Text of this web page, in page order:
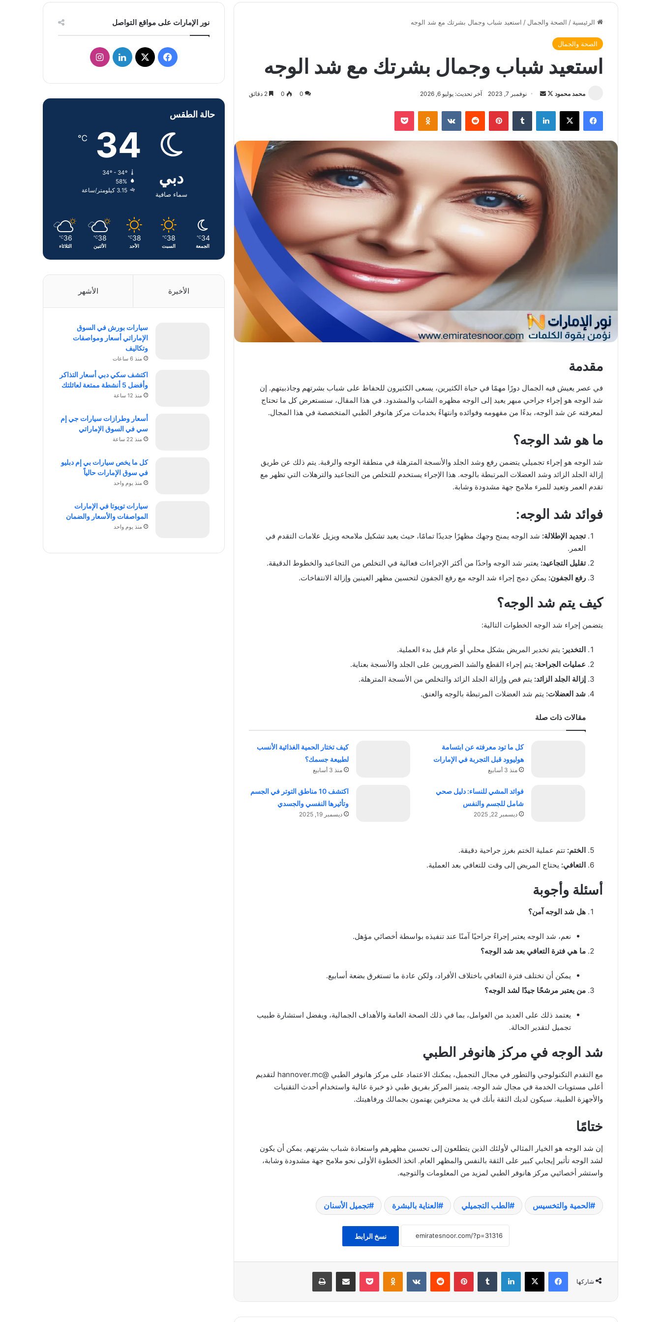
الرئيسية / الصحة والجمال / استعيد شباب وجمال بشرتك مع شد الوجه
الصحة والجمال
استعيد شباب وجمال بشرتك مع شد الوجه
محمد محمود
ت
ب
ع
ع
ل
ى
ل
ب
ر
ي
ا
ل
ي
نوفمبر 7, 2023 آخر تحديث: يوليو 6, 2026 0
0
فيسبوك لينكدإن بينتيريست
مقدمة
في عصر يعيش فيه الجمال دورًا مهمًا في حياة الكثيرين، يسعى الكثيرون للحفاظ على شباب بشرتهم وجاذبيتهم. إن
شد الوجه هو إجراء جراحي مبهر يعيد إلى الوجه مظهره الشاب والمشدود. في هذا المقال، سنستعرض كل ما تحتاج
لمعرفته عن شد الوجه، بدءًا من مفهومه وفوائده وانتهاءً بخدمات مركز هانوفر الطبي المتخصصة في هذا المجال.
ما هو شد الوجه؟
شد الوجه هو إجراء تجميلي يتضمن رفع وشد الجلد والأنسجة المترهلة في منطقة الوجه والرقبة. يتم ذلك عن طريق
إزالة الجلد الزائد وشد العضلات المرتبطة بالوجه. هذا الإجراء يستخدم للتخلص من التجاعيد والترهلات التي تظهر مع
تقدم العمر وتعيد للمرء ملامح جهة مشدودة وشابة.
فوائد شد الوجه:
تجديد الإطلالة: شد الوجه يمنح وجهك مظهرًا جديدًا تمامًا، حيث يعيد تشكيل ملامحه ويزيل علامات التقدم في
العمر.
تقليل التجاعيد: يعتبر شد الوجه واحدًا من أكثر الإجراءات فعالية في التخلص من التجاعيد والخطوط الدقيقة.
رفع الجفون: يمكن دمج إجراء شد الوجه مع رفع الجفون لتحسين مظهر العينين وإزالة الانتفاخات.
كيف يتم شد الوجه؟
يتضمن إجراء شد الوجه الخطوات التالية:
التخدير: يتم تخدير المريض بشكل محلي أو عام قبل بدء العملية.
عمليات الجراحة: يتم إجراء القطع والشد الضروريين على الجلد والأنسجة بعناية.
إزالة الجلد الزائد: يتم قص وإزالة الجلد الزائد والتخلص من الأنسجة المترهلة.
شد العضلات: يتم شد العضلات المرتبطة بالوجه والعنق.
مقالات ذات صلة
كل ما تود معرفته عن ابتسامة
هوليوود قبل التجربة في الإمارات
منذ 3 أسابيع
كيف تختار الحمية الغذائية الأنسب
لطبيعة جسمك؟
منذ 3 أسابيع
فوائد المشي للنساء: دليل صحي
شامل للجسم والنفس
ديسمبر 22, 2025
اكتشف 10 مناطق التوتر في الجسم
وتأثيرها النفسي والجسدي
ديسمبر 19, 2025
الختم: تتم عملية الختم بغرز جراحية دقيقة.
التعافي: يحتاج المريض إلى وقت للتعافي بعد العملية.
أسئلة وأجوبة
هل شد الوجه آمن؟
نعم، شد الوجه يعتبر إجراءً جراحيًا آمنًا عند تنفيذه بواسطة أخصائي مؤهل.
ما هي فترة التعافي بعد شد الوجه؟
يمكن أن تختلف فترة التعافي باختلاف الأفراد، ولكن عادة ما تستغرق بضعة أسابيع.
من يعتبر مرشحًا جيدًا لشد الوجه؟
يعتمد ذلك على العديد من العوامل، بما في ذلك الصحة العامة والأهداف الجمالية، ويفضل استشارة طبيب
تجميل لتقدير الحالة.
شد الوجه في مركز هانوفر الطبي
مع التقدم التكنولوجي والتطور في مجال التجميل، يمكنك الاعتماد على مركز هانوفر الطبي @hannover.mc لتقديم
أعلى مستويات الخدمة في مجال شد الوجه. يتميز المركز بفريق طبي ذو خبرة عالية واستخدام أحدث التقنيات
والأجهزة الطبية. سيكون لديك الثقة بأنك في يد محترفين يهتمون بجمالك ورفاهيتك.
ختامًا
إن شد الوجه هو الخيار المثالي لأولئك الذين يتطلعون إلى تحسين مظهرهم واستعادة شباب بشرتهم. يمكن أن يكون
لشد الوجه تأثير إيجابي كبير على الثقة بالنفس والمظهر العام. اتخذ الخطوة الأولى نحو ملامح جهة مشدودة وشابة،
واستشر أخصائيي مركز هانوفر الطبي لمزيد من المعلومات والتوجيه.
الحمية والتخسيس الطب التجميلي العناية بالبشرة تجميل الأسنان
نسخ الرابط
شاركها
فيسبوك لينكدإن بينتيريست
نور الإمارات على مواقع التواصل
ف
س
و
ك
ل
ن
د
إ
ن
ا
س
م
حالة الطقس
دبي
سماء صافية
34
℃
34º - 34º
58%
3.15 كيلومتر/ساعة
34
℃
الجمعة
38
℃
السبت
38
℃
الأحد
38
℃
الأثنين
36
℃
الثلاثاء
الأخيرة الأشهر
سيارات بورش في السوق
الإماراتي أسعار ومواصفات
وتكاليف
منذ 6 ساعات
اكتشف سكي دبي أسعار التذاكر
وأفضل 5 أنشطة ممتعة لعائلتك
منذ 12 ساعة
أسعار وطرازات سيارات جي إم
سي في السوق الإماراتي
منذ 22 ساعة
كل ما يخص سيارات بي إم دبليو
في سوق الإمارات حالياً
منذ يوم واحد
سيارات تويوتا في الإمارات
المواصفات والأسعار والضمان
منذ يوم واحد